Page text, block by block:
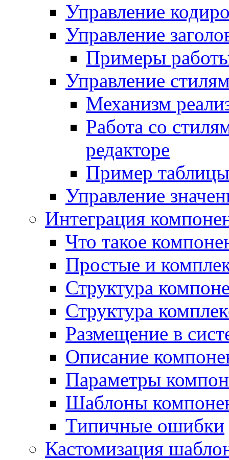
Управление
Управление
Примеры
Управление
Механизм
Работа со
редакторе
Пример
Управление
Интеграция
Что такое
Простые и
Структура
Структура
Размещение в
Описание
Параметры
Шаблоны
Типичные ошибки
Кастомизация